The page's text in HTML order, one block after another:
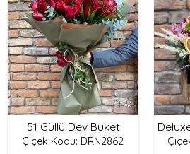
51 Güllü Dev Buket
Çiçek Kodu: DRN2862